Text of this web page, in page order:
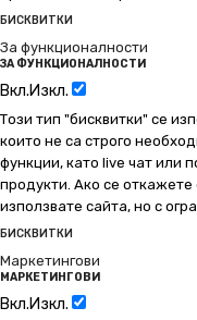
БИСКВИТКИ
За функционалности
ЗА ФУНКЦИОНАЛНОСТИ
Вкл.Изкл.
Този тип "бисквитки" се
които не са строго
функции, като live чат или
продукти. Ако се
използвате сайта, но с
БИСКВИТКИ
Маркетингови
МАРКЕТИНГОВИ
Вкл.Изкл.